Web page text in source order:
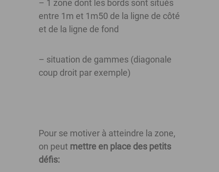
– 1 zone dont les bords sont situés
entre 1m et 1m50 de la ligne de côté
et de la ligne de fond
– situation de gammes (diagonale
coup droit par exemple)
Pour se motiver à atteindre la zone,
on peut mettre en place des petits
défis: